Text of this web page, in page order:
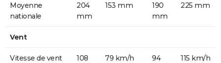
Moyenne
nationale
204
mm
153 mm
190
mm
225 mm
Vent
Vitesse de vent
108
79 km/h
94
115 km/h